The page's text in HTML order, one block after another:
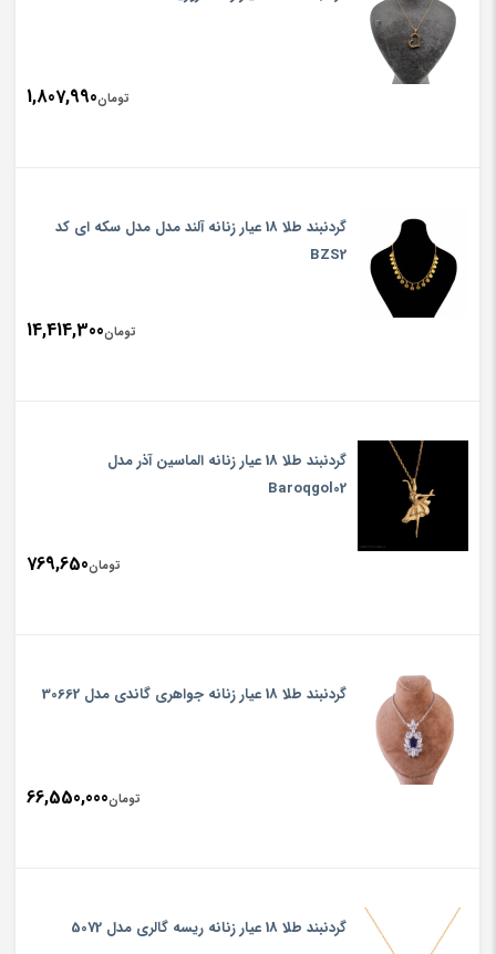
تومان1,807,990
گردنبند طلا 18 عیار زنانه آلند مدل مدل سکه ای کد
BZS2
تومان14,414,300
گردنبند طلا 18 عیار زنانه الماسین آذر مدل
Baroqgol02
تومان769,650
گردنبند طلا 18 عیار زنانه جواهری گاندی مدل 30662
تومان66,550,000
گردنبند طلا 18 عیار زنانه ریسه گالری مدل 5072